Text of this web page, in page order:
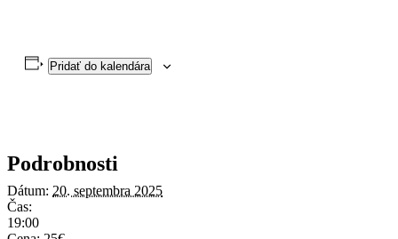
Pridať do kalendára
Podrobnosti
Dátum: 20. septembra 2025
Čas:
19:00